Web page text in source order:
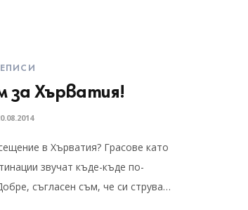
за Хърватия!
в Хърватия? Грасове като
звучат къде-къде по-
съгласен съм, че си струва…